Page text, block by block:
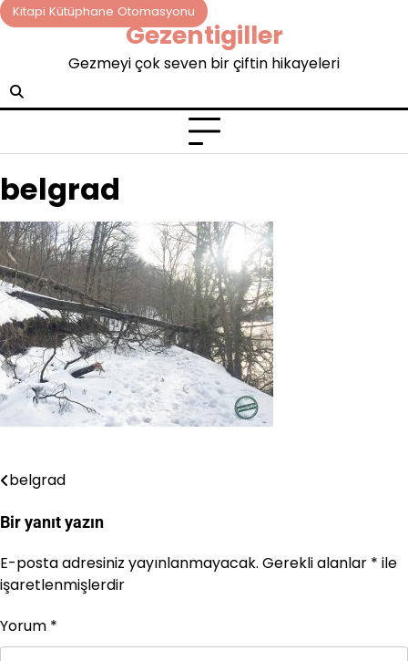
Skip
to
Kitapi Kütüphane Otomasyonu
Gezentigiller
Gezmeyi çok seven bir çiftin hikayeleri
belgrad
Yazı
gezinmesi
belgrad
Bir yanıt yazın
E-posta adresiniz yayınlanmayacak. Gerekli alanlar * ile
işaretlenmişlerdir
Yorum *